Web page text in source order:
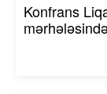
Konfrans